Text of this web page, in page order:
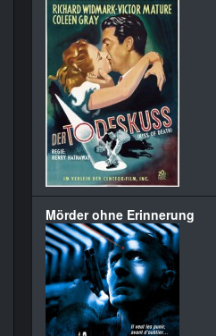
Mörder ohne Erinnerung